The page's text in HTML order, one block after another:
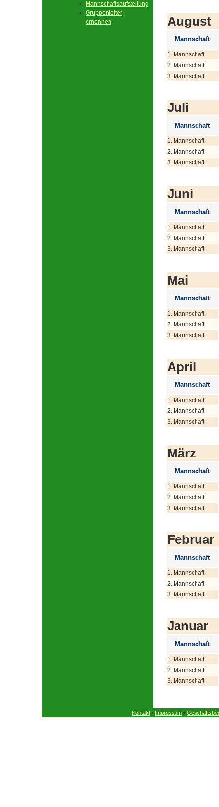
Mannschaftsaufstellung
Gruppenleiter
ernennen
August
Mannschaft
1. Mannschaft
2. Mannschaft
3. Mannschaft
Juli
Mannschaft
1. Mannschaft
2. Mannschaft
3. Mannschaft
Juni
Mannschaft
1. Mannschaft
2. Mannschaft
3. Mannschaft
Mai
Mannschaft
1. Mannschaft
2. Mannschaft
3. Mannschaft
April
Mannschaft
1. Mannschaft
2. Mannschaft
3. Mannschaft
März
Mannschaft
1. Mannschaft
2. Mannschaft
3. Mannschaft
Februar
Mannschaft
1. Mannschaft
2. Mannschaft
3. Mannschaft
Januar
Mannschaft
1. Mannschaft
2. Mannschaft
3. Mannschaft
Kontakt • Impressum •